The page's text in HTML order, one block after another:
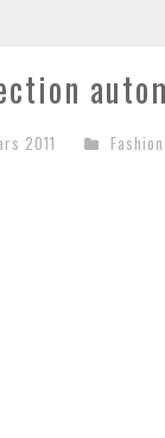
2011